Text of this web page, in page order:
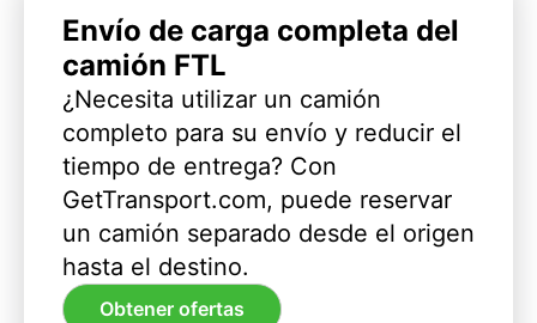
Envío de carga completa del
camión FTL
¿Necesita utilizar un camión
completo para su envío y reducir el
tiempo de entrega? Con
GetTransport.com, puede reservar
un camión separado desde el origen
hasta el destino.
Obtener ofertas